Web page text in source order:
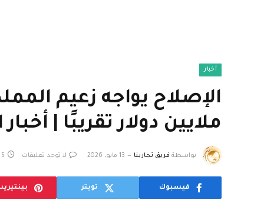
أخبار
ملايين دولار تقريبًا |
بواسطة فريق تجاربنا 13 مايو، 2026 لا توجد تعليقات 5 دقائق
فيسبوك تويتر